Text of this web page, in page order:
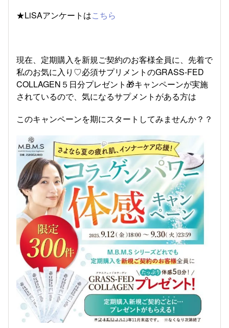
★LiSAアンケートはこちら
現在、定期購入を新規ご契約のお客様全員に、先着で
私のお気に入り♡必須サプリメントのGRASS-FED
COLLAGEN５日分プレゼント🎁キャンペーンが実施
されているので、気になるサプメントがある方は
このキャンペーンを期にスタートしてみませんか？？